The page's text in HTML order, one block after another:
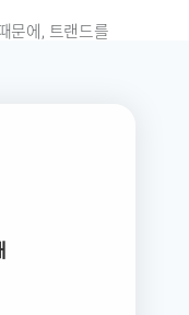
문에, 트랜드를